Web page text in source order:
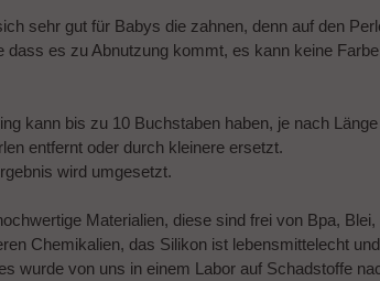
sehr gut für Babys die zahnen, denn auf den
dass es zu Abnutzung kommt, es kann keine
kann bis zu 10 Buchstaben haben, je nach
entfernt oder durch kleinere ersetzt.
wird umgesetzt.
Materialien, diese sind frei von Bpa, Blei,
Chemikalien, das Silikon ist lebensmittelecht
wurde von uns in einem Labor auf Schadstoffe